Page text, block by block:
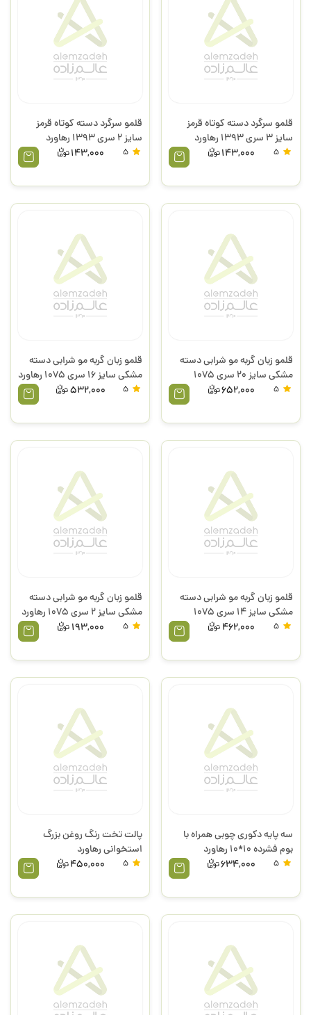
قلمو سرگرد دسته کوتاه قرمز
سایز 3 سری 1393 رهاورد
143,000
قلمو سرگرد دسته کوتاه قرمز
سایز 2 سری 1393 رهاورد
143,000
قلمو زبان گربه مو شرابی دسته
مشکی سایز 20 سری 1075
رهاورد
652,000
قلمو زبان گربه مو شرابی دسته
مشکی سایز 16 سری 1075 رهاورد
532,000
قلمو زبان گربه مو شرابی دسته
مشکی سایز 14 سری 1075
رهاورد
462,000
قلمو زبان گربه مو شرابی دسته
مشکی سایز 2 سری 1075 رهاورد
193,000
سه پایه دکوری چوبی همراه با
بوم فشرده 10*10 رهاورد
634,000
پالت تخت رنگ روغن بزرگ
استخوانی رهاورد
450,000